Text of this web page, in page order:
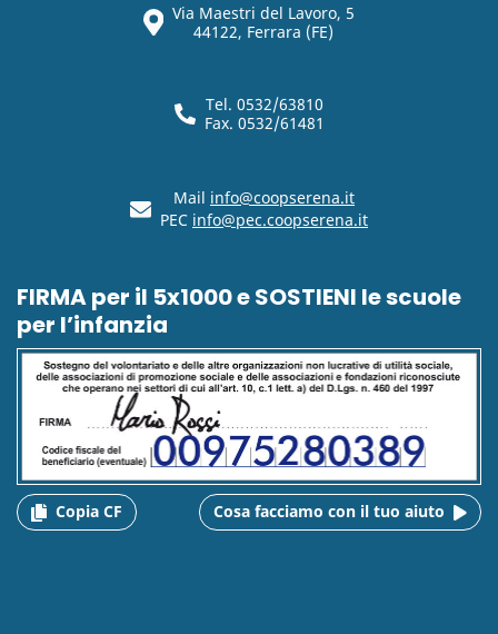
Via Maestri del Lavoro, 5
44122, Ferrara (FE)
Tel. 0532/63810
Fax. 0532/61481
Mail info@coopserena.it
PEC info@pec.coopserena.it
FIRMA per il 5x1000 e SOSTIENI le scuole
per l’infanzia
Copia CF Cosa facciamo con il tuo aiuto